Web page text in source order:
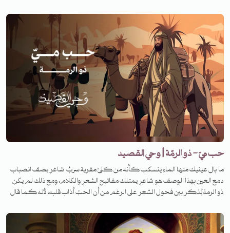
منصات تنوين بودكاست في برنامج وحي القصيد. للرعاية والإعلان الرجاء التواصل
https://www.tanwenmedia.com/ تابعونا عبر شبكات التواصل الاجتماعي
Facebook: https://www.facebook.com/Tanwenmedia İnstagram:
https://www.instagram.com/tanwenmedia Twitter:
https://twitter.com/Tanwenmedia Soundcloud:
https://soundcloud.com/tanwenmedia
حب ميّ - ذو الرمّة | وحي القصيد
ما بال عينيك منها الماء ينسكب كأنه من كلىً مفرية سربُ شاعر يصف انصباب
دمع العين بهذا الوصف هو شاعر يمتلك مفاتيح الشعر والكلام، ومع ذلك لم يكن
ذو الرمة يُذكر بين فحول الشعر على الرغم من أن الحبّ أذاب قلبه، لأنه كما قال
فما هي القصة؟ لمعرفة القصة تابعونا على منصات تنوين بودكاست في برنامج
وحي القصيد.